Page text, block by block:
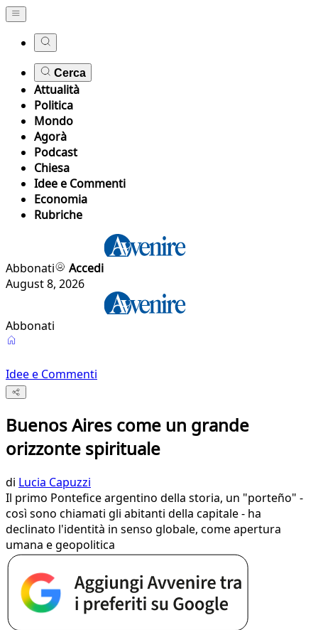
Cerca
Attualità
Politica
Mondo
Agorà
Podcast
Chiesa
Idee e Commenti
Economia
Rubriche
Abbonati
Accedi
August 8, 2026
Abbonati
Idee e Commenti
Buenos Aires come un grande
orizzonte spirituale
di Lucia Capuzzi
Il primo Pontefice argentino della storia, un "porteño" -
così sono chiamati gli abitanti della capitale - ha
declinato l'identità in senso globale, come apertura
umana e geopolitica